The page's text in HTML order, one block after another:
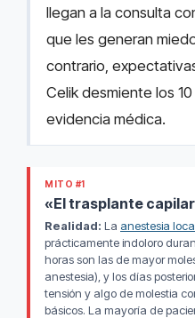
llegan a la consulta
que les generan
contrario,
Celik desmiente los
evidencia médica.
MITO #1
«El trasplante
Realidad: La anestesia
prácticamente indoloro
horas son las de mayor
anestesia), y los días
tensión y algo de molestia
básicos. La mayoría de